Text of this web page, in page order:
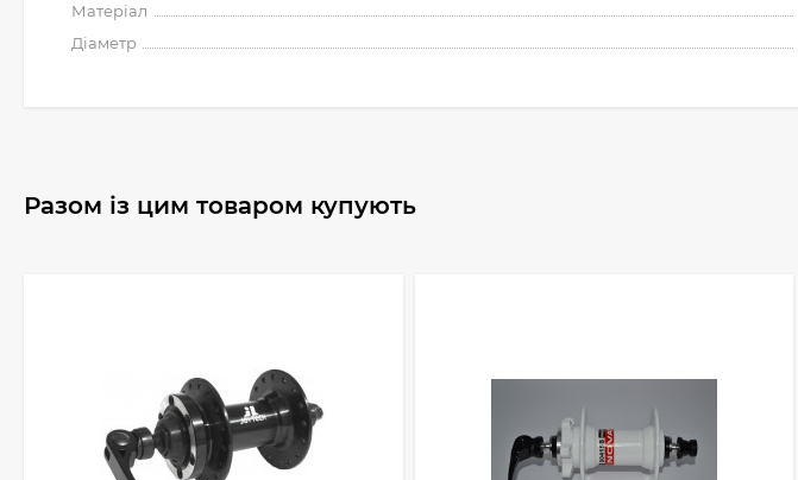
Матеріал
Діаметр
Разом із цим товаром купують